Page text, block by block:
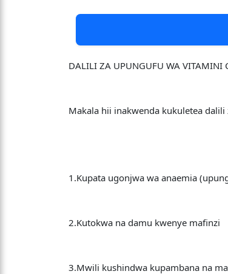
DALILI ZA UPUNGUFU WA VITAMINI
Makala hii inakwenda kukuletea
1.Kupata ugonjwa wa anaemia
2.Kutokwa na damu kwenye mafinzi
3.Mwili kushindwa kupambana na